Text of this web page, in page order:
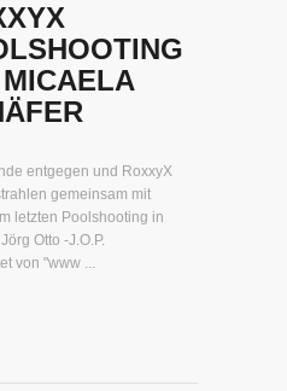
entgegen und RoxxyX
gemeinsam mit
letzten Poolshooting in
Otto -J.O.P.
von "www ...